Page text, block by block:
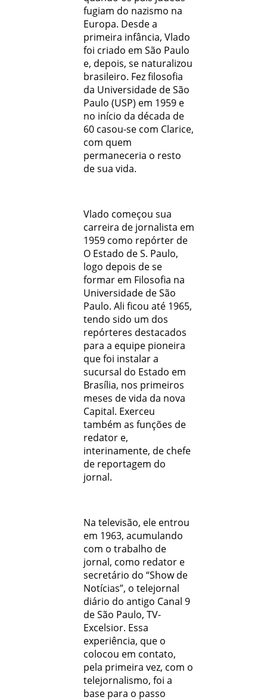
fugiam do nazismo na
Europa. Desde a
primeira infância, Vlado
foi criado em São Paulo
e, depois, se naturalizou
brasileiro. Fez filosofia
da Universidade de São
Paulo (USP) em 1959 e
no início da década de
60 casou-se com Clarice,
com quem
permaneceria o resto
de sua vida.
Vlado começou sua
carreira de jornalista em
1959 como repórter de
O Estado de S. Paulo,
logo depois de se
formar em Filosofia na
Universidade de São
Paulo. Ali ficou até 1965,
tendo sido um dos
repórteres destacados
para a equipe pioneira
que foi instalar a
sucursal do Estado em
Brasília, nos primeiros
meses de vida da nova
Capital. Exerceu
também as funções de
redator e,
interinamente, de chefe
de reportagem do
jornal.
Na televisão, ele entrou
em 1963, acumulando
com o trabalho de
jornal, como redator e
secretário do “Show de
Notícias”, o telejornal
diário do antigo Canal 9
de São Paulo, TV-
Excelsior. Essa
experiência, que o
colocou em contato,
pela primeira vez, com o
telejornalismo, foi a
base para o passo